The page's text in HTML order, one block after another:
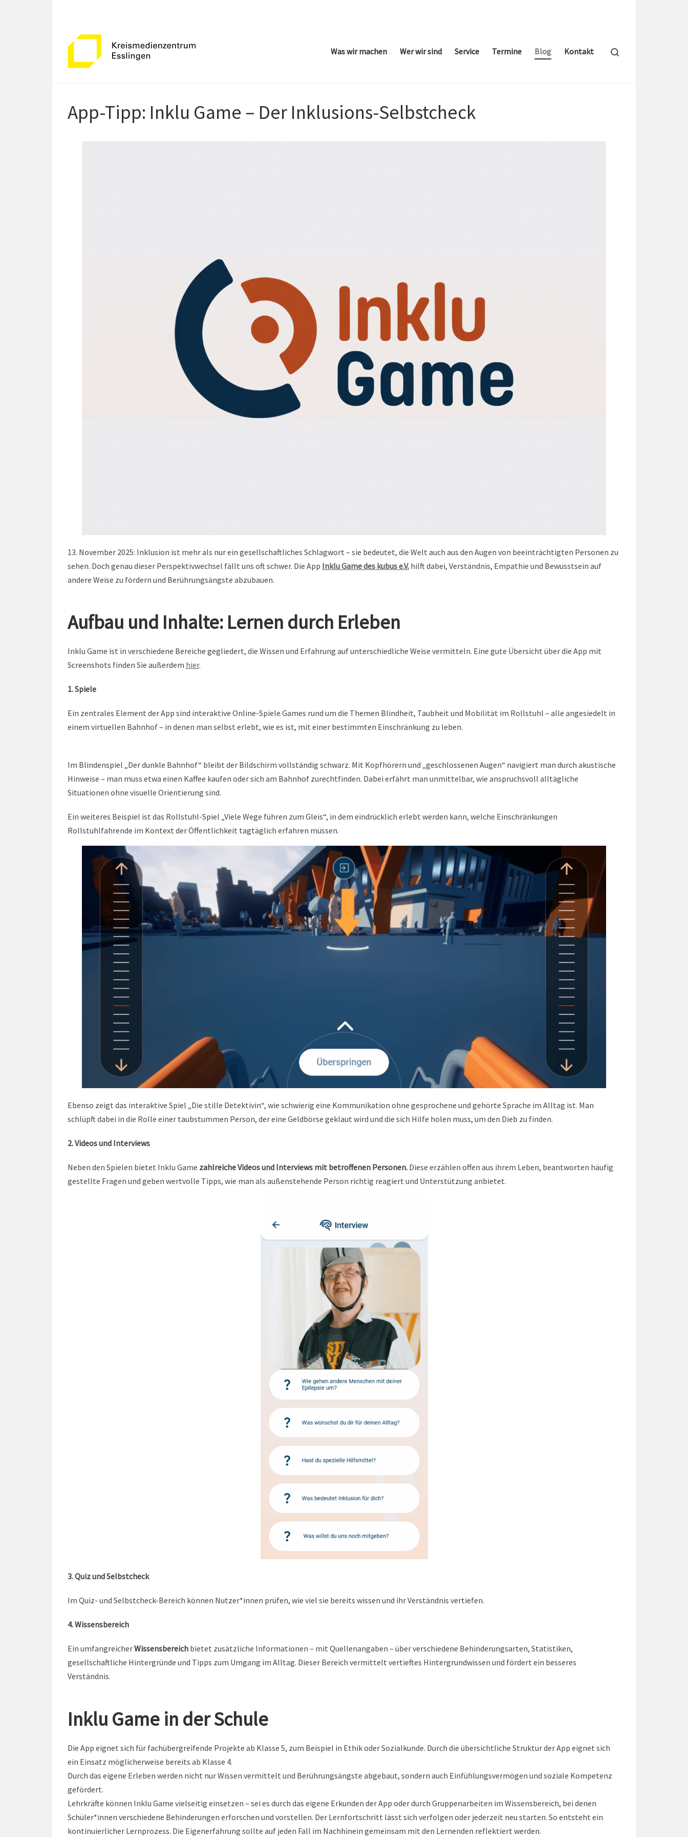
Was wir machen Wer wir sind Service Termine Blog Kontakt
App-Tipp: Inklu Game – Der Inklusions-Selbstcheck
13. November 2025: Inklusion ist mehr als nur ein gesellschaftliches Schlagwort – sie bedeutet, die Welt auch aus den Augen von beeinträchtigten Personen zu
sehen. Doch genau dieser Perspektivwechsel fällt uns oft schwer. Die App Inklu Game des kubus e.V. hilft dabei, Verständnis, Empathie und Bewusstsein auf
andere Weise zu fördern und Berührungsängste abzubauen.
Aufbau und Inhalte: Lernen durch Erleben
Inklu Game ist in verschiedene Bereiche gegliedert, die Wissen und Erfahrung auf unterschiedliche Weise vermitteln. Eine gute Übersicht über die App mit
Screenshots finden Sie außerdem hier.
1. Spiele
Ein zentrales Element der App sind interaktive Online-Spiele Games rund um die Themen Blindheit, Taubheit und Mobilität im Rollstuhl – alle angesiedelt in
einem virtuellen Bahnhof – in denen man selbst erlebt, wie es ist, mit einer bestimmten Einschränkung zu leben.
Im Blindenspiel „Der dunkle Bahnhof“ bleibt der Bildschirm vollständig schwarz. Mit Kopfhörern und „geschlossenen Augen“ navigiert man durch akustische
Hinweise – man muss etwa einen Kaffee kaufen oder sich am Bahnhof zurechtfinden. Dabei erfährt man unmittelbar, wie anspruchsvoll alltägliche
Situationen ohne visuelle Orientierung sind.
Ein weiteres Beispiel ist das Rollstuhl-Spiel „Viele Wege führen zum Gleis“, in dem eindrücklich erlebt werden kann, welche Einschränkungen
Rollstuhlfahrende im Kontext der Öffentlichkeit tagtäglich erfahren müssen.
Ebenso zeigt das interaktive Spiel „Die stille Detektivin“, wie schwierig eine Kommunikation ohne gesprochene und gehörte Sprache im Alltag ist. Man
schlüpft dabei in die Rolle einer taubstummen Person, der eine Geldbörse geklaut wird und die sich Hilfe holen muss, um den Dieb zu finden.
2. Videos und Interviews
Neben den Spielen bietet Inklu Game zahlreiche Videos und Interviews mit betroffenen Personen. Diese erzählen offen aus ihrem Leben, beantworten häufig
gestellte Fragen und geben wertvolle Tipps, wie man als außenstehende Person richtig reagiert und Unterstützung anbietet.
3. Quiz und Selbstcheck
Im Quiz- und Selbstcheck-Bereich können Nutzer*innen prüfen, wie viel sie bereits wissen und ihr Verständnis vertiefen.
4. Wissensbereich
Ein umfangreicherWissensbereich bietet zusätzliche Informationen – mit Quellenangaben – über verschiedene Behinderungsarten, Statistiken,
gesellschaftliche Hintergründe und Tipps zum Umgang im Alltag. Dieser Bereich vermittelt vertieftes Hintergrundwissen und fördert ein besseres
Verständnis.
Inklu Game in der Schule
Die App eignet sich für fachübergreifende Projekte ab Klasse 5, zum Beispiel in Ethik oder Sozialkunde. Durch die übersichtliche Struktur der App eignet sich
ein Einsatz möglicherweise bereits ab Klasse 4.
Durch das eigene Erleben werden nicht nur Wissen vermittelt und Berührungsängste abgebaut, sondern auch Einfühlungsvermögen und soziale Kompetenz
gefördert.
Lehrkräfte können Inklu Game vielseitig einsetzen – sei es durch das eigene Erkunden der App oder durch Gruppenarbeiten im Wissensbereich, bei denen
Schüler*innen verschiedene Behinderungen erforschen und vorstellen. Der Lernfortschritt lässt sich verfolgen oder jederzeit neu starten. So entsteht ein
kontinuierlicher Lernprozess. Die Eigenerfahrung sollte auf jeden Fall im Nachhinein gemeinsam mit den Lernenden reflektiert werden.